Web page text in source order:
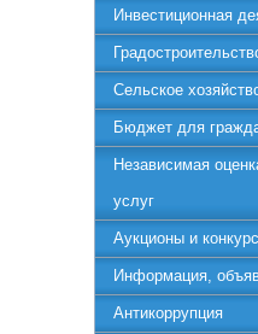
Инвестиционная
Сельское
Бюджет для
Независимая
услуг
Аукционы и
Информация,
Антикоррупция